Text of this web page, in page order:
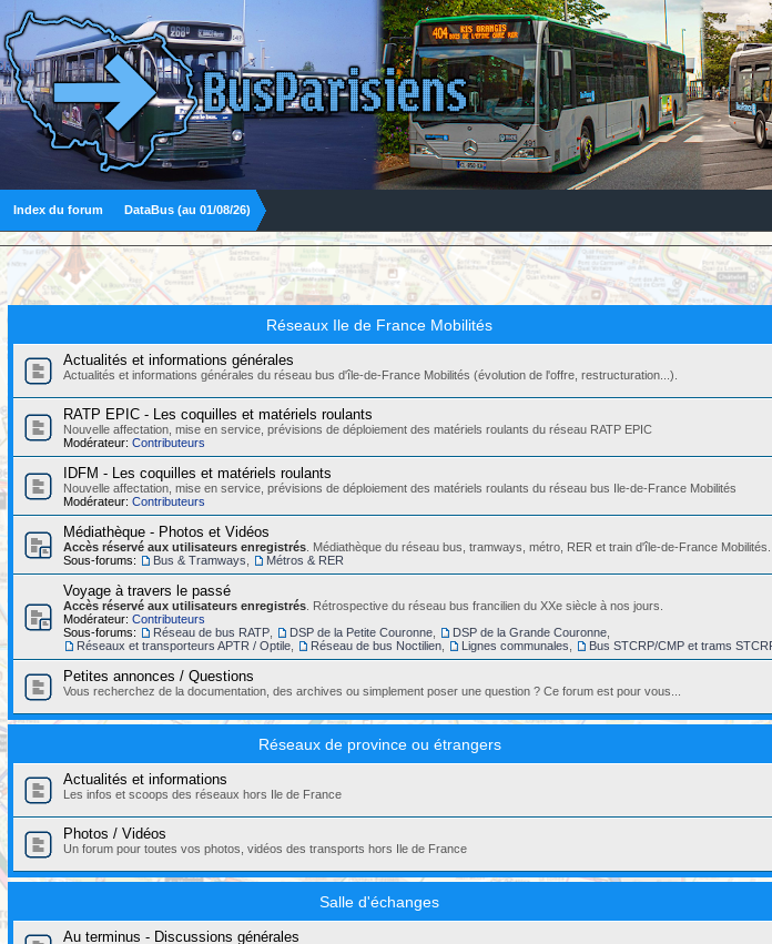
Index du forum DataBus (au 01/08/26)
Réseaux Ile de France Mobilités
Actualités et informations générales
Actualités et informations générales du réseau bus d'île-de-France Mobilités (évolution de l'offre, restructuration...).
RATP EPIC - Les coquilles et matériels roulants
Nouvelle affectation, mise en service, prévisions de déploiement des matériels roulants du réseau RATP EPIC
Modérateur: Contributeurs
IDFM - Les coquilles et matériels roulants
Nouvelle affectation, mise en service, prévisions de déploiement des matériels roulants du réseau bus Ile-de-France Mobilités
Modérateur: Contributeurs
Médiathèque - Photos et Vidéos
Accès réservé aux utilisateurs enregistrés . Médiathèque du réseau bus, tramways, métro, RER et train d'île-de-France Mobilités.
Sous-forums:
Bus & Tramways Métros & RER
Voyage à travers le passé
Accès réservé aux utilisateurs enregistrés . Rétrospective du réseau bus francilien du XXe siècle à nos jours.
Modérateur: Contributeurs
Sous-forums:
Réseau de bus RATP DSP de la Petite Couronne DSP de la Grande Couronne
Réseaux et transporteurs APTR / Optile
Réseau de bus Noctilien Lignes communales Bus STCRP/CMP et trams
Petites annonces / Questions
Vous recherchez de la documentation, des archives ou simplement poser une question ? Ce forum est pour vous...
Réseaux de province ou étrangers
Actualités et informations
Les infos et scoops des réseaux hors Ile de France
Photos / Vidéos
Un forum pour toutes vos photos, vidéos des transports hors Ile de France
Salle d'échanges
Au terminus - Discussions générales